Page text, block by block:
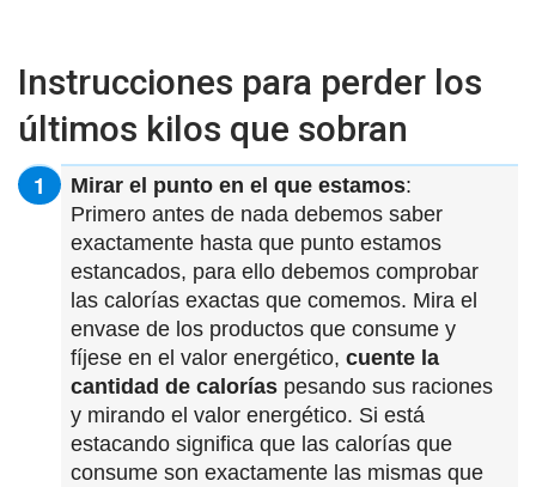
Instrucciones para perder los
últimos kilos que sobran
Mirar el punto en el que estamos:
Primero antes de nada debemos saber
exactamente hasta que punto estamos
estancados, para ello debemos comprobar
las calorías exactas que comemos. Mira el
envase de los productos que consume y
fíjese en el valor energético, cuente la
cantidad de calorías pesando sus raciones
y mirando el valor energético. Si está
estacando significa que las calorías que
consume son exactamente las mismas que